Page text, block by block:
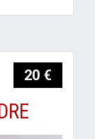
20 €